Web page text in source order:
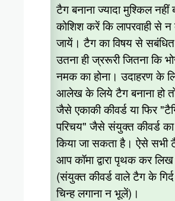
टैग बनाना ज्यादा मुश्किल नहीं
कोशिश करें कि लापरवाही से न
जायें। टैग का विषय से सबंधित
उतना ही ज्ररूरी जितना कि
नमक का होना। उदाहरण के
आलेख के लिये टैग बनाना हो
जैसे एकाकी कीवर्ड या फिर
परिचय" जैसे संयुक्त कीवर्ड का
किया जा सकता है। ऐसे सभी
आप कॉमा द्वारा पृथक कर
(संयुक्त कीवर्ड वाले टैग के
चिन्ह लगाना न भूलें)।